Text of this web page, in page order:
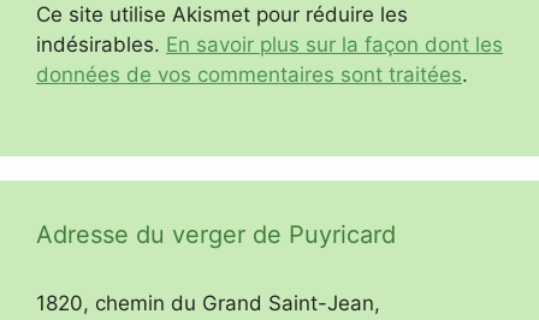
Ce site utilise Akismet pour réduire les
indésirables. En savoir plus sur la façon dont les
données de vos commentaires sont traitées.
Adresse du verger de Puyricard
1820, chemin du Grand Saint-Jean,